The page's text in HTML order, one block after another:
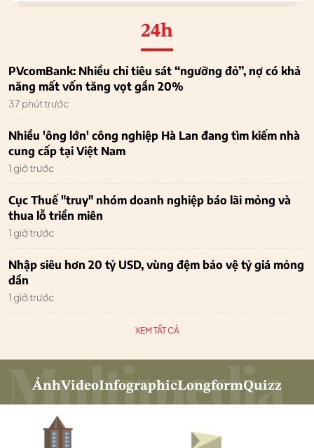
24h
PVcomBank: Nhiều chỉ tiêu sát “ngưỡng đỏ”, nợ có khả
năng mất vốn tăng vọt gần 20%
37 phút trước
Nhiều 'ông lớn' công nghiệp Hà Lan đang tìm kiếm nhà
cung cấp tại Việt Nam
1 giờ trước
Cục Thuế "truy" nhóm doanh nghiệp báo lãi mỏng và
thua lỗ triền miên
1 giờ trước
Nhập siêu hơn 20 tỷ USD, vùng đệm bảo vệ tỷ giá mỏng
dần
1 giờ trước
XEM TẤT CẢ
ẢnhVideoInfographicLongformQuizz